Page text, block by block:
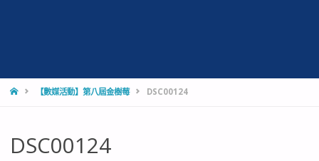
HOME【數媒活動】第八屆金樹莓 DSC00124
DSC00124